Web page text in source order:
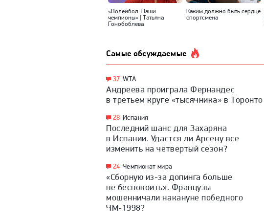
«Волейбол. Наши
чемпионы» | Татьяна
Гонобоблева
Каким должно быть сердце
спортсмена
Самые обсуждаемые
37 WTA
Андреева проиграла Фернандес
в третьем круге «тысячника» в Торонто
28 Испания
Последний шанс для Захаряна
в Испании. Удастся ли Арсену все
изменить на четвертый сезон?
24 Чемпионат мира
«Сборную из-за допинга больше
не беспокоить». Французы
мошенничали накануне победного
ЧМ-1998?